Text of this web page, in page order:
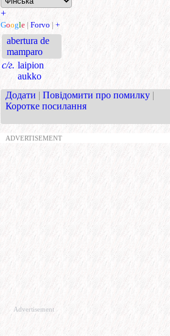
+
Google | Forvo | +
abertura de
mamparo
с/г. laipion
aukko
Додати | Повідомити про помилку |
Коротке посилання
ADVERTISEMENT
Advertisement